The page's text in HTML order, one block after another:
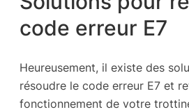
code erreur E7
Heureusement, il existe des
résoudre le code erreur E7 et
fonctionnement de votre